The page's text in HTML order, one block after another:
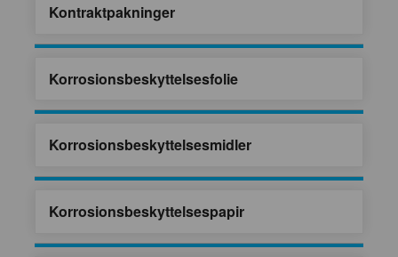
Kontraktpakninger
Korrosionsbeskyttelsesfolie
Korrosionsbeskyttelsesmidler
Korrosionsbeskyttelsespapir